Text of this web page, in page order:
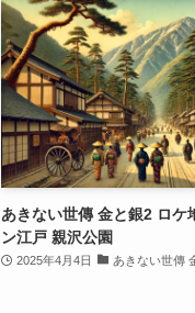
あきない世傳 金と銀2 ロケ
ン江戸 親沢公園
2025年4月4日 あきない世傳